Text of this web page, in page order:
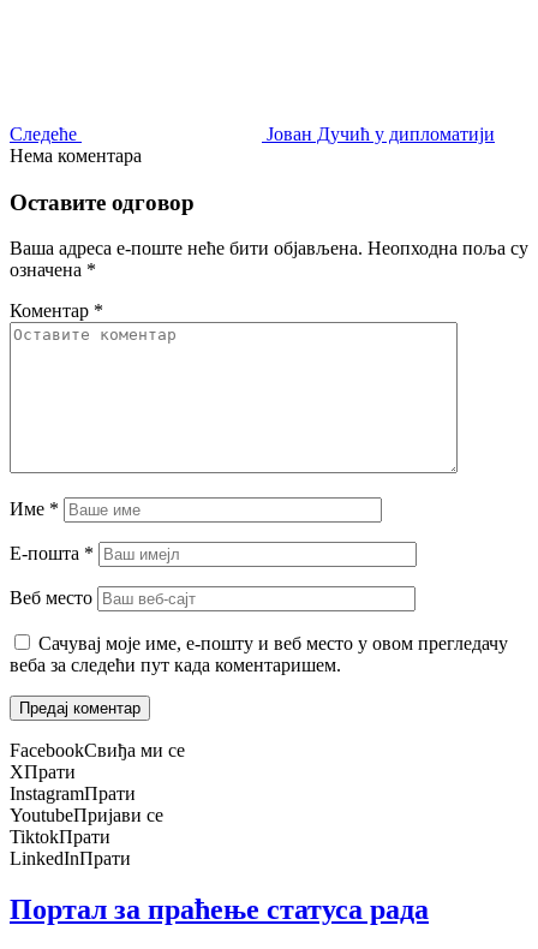
Следеће
Јован Дучић у дипломатији
Нема коментара
Оставите одговор
Ваша адреса е-поште неће бити објављена. Неопходна поља су
означена *
Коментар *
Име *
Е-пошта *
Веб место
Сачувај моје име, е-пошту и веб место у овом прегледачу
веба за следећи пут када коментаришем.
FacebookСвиђа ми се
XПрати
InstagramПрати
YoutubeПријави се
TiktokПрати
LinkedInПрати
Портал за праћење статуса рада